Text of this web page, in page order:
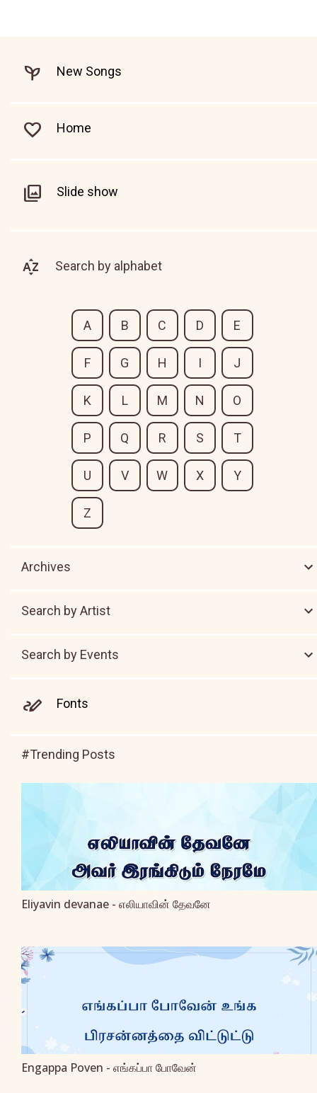
New Songs
Home
Slide show
Search by alphabet
A B C D E
F G H I J
K L M N O
P Q R S T
U V W X Y
Z
Archives
Search by Artist
Search by Events
Fonts
#Trending Posts
Eliyavin devanae - எலியாவின் தேவனே
Engappa Poven - எங்கப்பா போவேன்